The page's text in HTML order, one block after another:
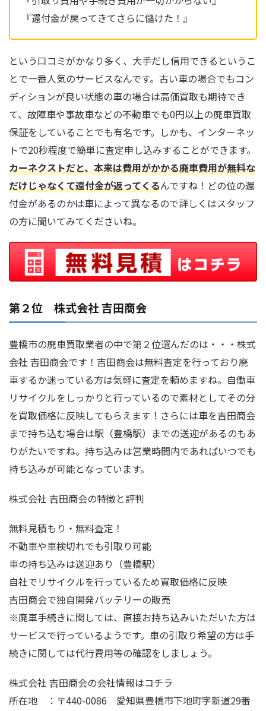
『還付金が戻ってきてさらに儲けた！』
という口コミがかなり多く、大手だし信用できるというこ
とで一番人気のサービスなんです。古い車の場合でもコン
ディションが良い状態の車の場合は高価買取も期待でき
て、故障車や事故車などの不動車でも0円以上の廃車買取
保証をしていることでも有名です。しかも、インターネッ
トで20秒程度で簡単に査定申し込みすることができます。
カーネクストだと、本来は費用がかかる廃車費用が無料な
だけじゃなくて還付金が返ってくるんですね！どの位の還
付金があるのかは車によって異なるので詳しくはスタッフ
の方に聞いてみてくださいね。
第２位 株式会社 吉田商会
豊橋市の廃車買取業者の中で第２位選んだのは・・・株式
会社 吉田商会です！吉田商会は無料査定を行っており廃
車するか迷っている方は気軽に査定を頼めますね。自働車
リサイクルをしっかりと行っているので素材としてその分
を買取価格に反映してもらえます！さらには車を吉田商会
まで持ち込む場合は駅（豊橋駅）までの送迎があるのもあ
りがたいですね。持ち込みは営業時間内であればいつでも
持ち込みが可能となっています。
株式会社 吉田商会の特徴と評判
無料見積もり・無料査定！
不動車や車検切れでも引取り可能
車の持ち込みは送迎あり（豊橋駅）
自社でリサイクルを行っているため買取価格に反映
吉田商会で独自開発バッテリーの販売
※廃車手続きに関しては、直接お持ち込みいただいた方は
サービスで行っているようです。車の引取り希望の方は手
続きに関しては代行費用等の確認をしましょう。
株式会社 吉田商会の会社情報はコチラ
所在地 ：〒440-0086 愛知県豊橋市下地町字新道29番